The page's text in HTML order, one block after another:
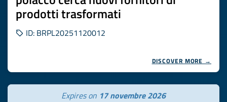
prodotti trasformati
ID: BRPL20251120012
DISCOVER MORE →
Expires on 17 novembre 2026